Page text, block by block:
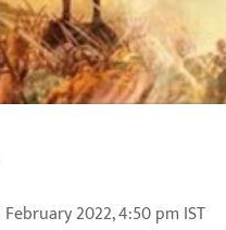
February 2022, 4:50 pm IST